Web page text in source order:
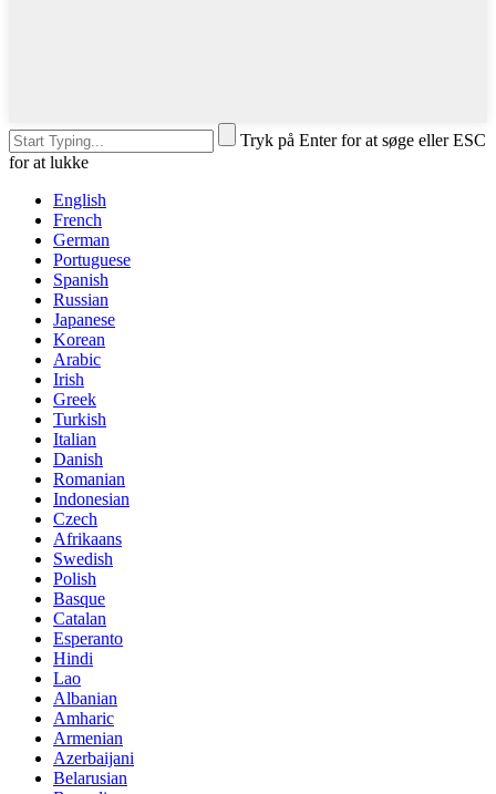
Tryk på Enter for at søge eller ESC
for at lukke
English
French
German
Portuguese
Spanish
Russian
Japanese
Korean
Arabic
Irish
Greek
Turkish
Italian
Danish
Romanian
Indonesian
Czech
Afrikaans
Swedish
Polish
Basque
Catalan
Esperanto
Hindi
Lao
Albanian
Amharic
Armenian
Azerbaijani
Belarusian